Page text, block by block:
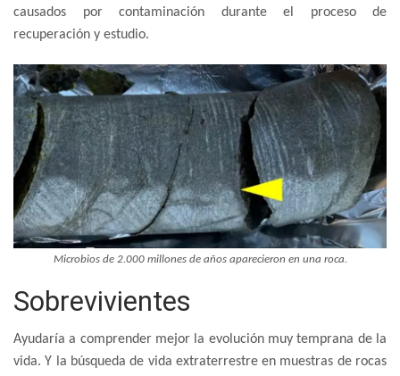
causados por contaminación durante el proceso de
recuperación y estudio.
Microbios de 2.000 millones de años aparecieron en una roca.
Sobrevivientes
Ayudaría a comprender mejor la evolución muy temprana de la
vida. Y la búsqueda de vida extraterrestre en muestras de rocas